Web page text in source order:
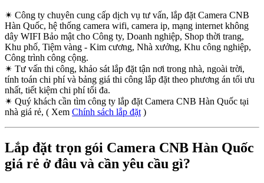
✴ Công ty chuyên cung cấp dịch vụ tư vấn, lắp đặt Camera CNB
Hàn Quốc, hệ thống camera wifi, camera ip, mạng internet không
dây WIFI Bảo mật cho Công ty, Doanh nghiệp, Shop thời trang,
Khu phố, Tiệm vàng - Kim cương, Nhà xưởng, Khu công nghiệp,
Công trình công cộng.
✴ Tư vấn thi công, khảo sát lắp đặt tận nơi trong nhà, ngoài trời,
tính toán chi phí và bảng giá thi công lắp đặt theo phương án tối ưu
nhất, tiết kiệm chi phí tối đa.
✴ Quý khách cần tìm công ty lắp đặt Camera CNB Hàn Quốc tại
nhà giá rẻ, ( Xem Chính sách lắp đặt )
Lắp đặt trọn gói Camera CNB Hàn Quốc
giá rẻ ở đâu và cần yêu cầu gì?